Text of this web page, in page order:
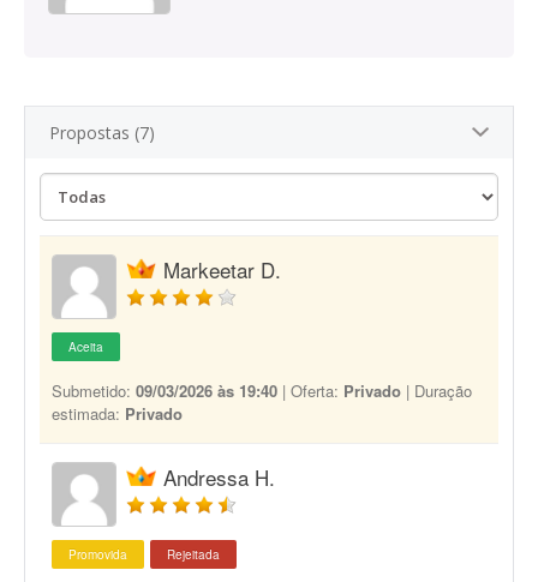
Propostas (7)
Markeetar D.
Aceita
Submetido: 09/03/2026 às 19:40 | Oferta: Privado | Duração
estimada: Privado
Andressa H.
Promovida Rejeitada